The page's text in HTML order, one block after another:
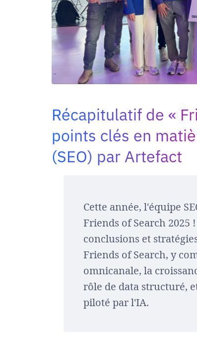
Récapitulatif de «
points clés en
(SEO) par Artefact
Cette année, l'équipe
Friends of Search 2025
conclusions et
Friends of Search, y
omnicanale, la
rôle de data structuré,
piloté par l'IA.